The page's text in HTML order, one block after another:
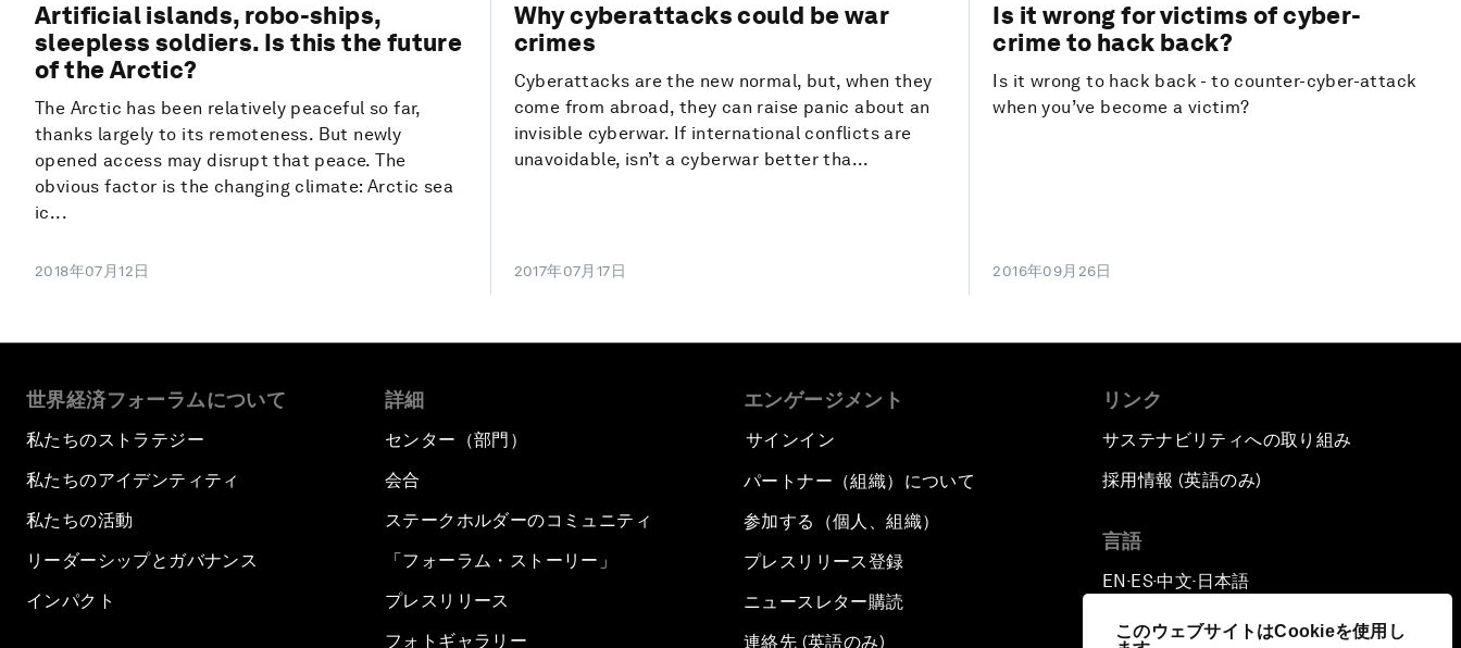
このウェブサイトはCookieを使用し
Artificial islands, robo-ships,
sleepless soldiers. Is this the future
of the Arctic?
The Arctic has been relatively peaceful so far,
thanks largely to its remoteness. But newly
opened access may disrupt that peace. The
obvious factor is the changing climate: Arctic sea
ic...
2018年07月12日
Why cyberattacks could be war
crimes
Cyberattacks are the new normal, but, when they
come from abroad, they can raise panic about an
invisible cyberwar. If international conflicts are
unavoidable, isn’t a cyberwar better tha...
2017年07月17日
Is it wrong for victims of cyber-
crime to hack back?
Is it wrong to hack back - to counter-cyber-attack
when you’ve become a victim?
2016年09月26日
世界経済フォーラムについて
私たちのストラテジー
私たちのアイデンティティ
私たちの活動
リーダーシップとガバナンス
インパクト
詳細
センター（部門）
会合
ステークホルダーのコミュニティ
「フォーラム・ストーリー」
プレスリリース
フォトギャラリー
エンゲージメント
サインイン
パートナー（組織）について
参加する（個人、組織）
プレスリリース登録
ニュースレター購読
連絡先 (英語のみ)
リンク
サステナビリティへの取り組み
採用情報 (英語のみ)
言語
EN ▪ ES▪中文▪ 日本語